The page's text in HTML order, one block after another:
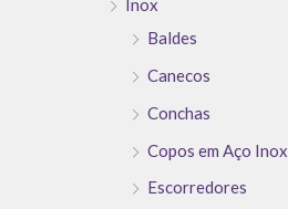
Inox
Baldes
Canecos
Conchas
Copos em Aço Inox
Escorredores